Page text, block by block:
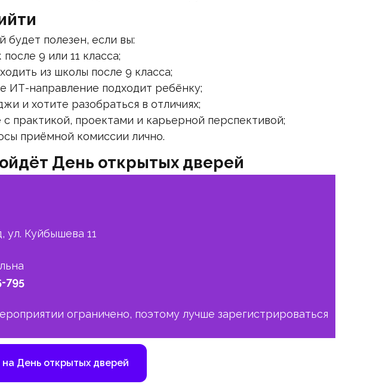
будет полезен, если вы:
9 или 11 класса;
из школы после 9 класса;
ИТ-направление подходит ребёнку;
и хотите разобраться в отличиях;
практикой, проектами и карьерной перспективой;
приёмной комиссии лично.
День открытых дверей
ул. Куйбышева 11
795
ограничено, поэтому лучше зарегистрироваться
на День открытых дверей